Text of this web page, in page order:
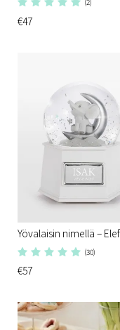
€47
Yövalaisin nimellä –
(30)
€57